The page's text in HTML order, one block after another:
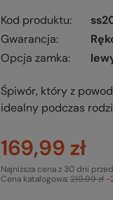
Kod produktu
Gwarancja
Opcja zamka
Śpiwór, który z
idealny podczas
169,99 zł
Cena katalogowa:219,99 zł -
Najniższa cena z 30 dni